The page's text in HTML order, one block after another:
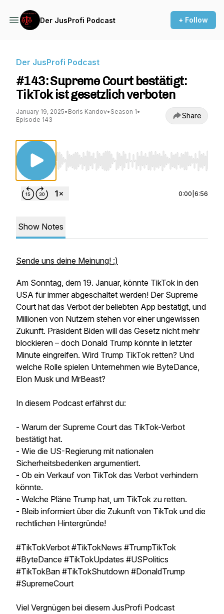
Der JusProfi Podcast + Follow
Der JusProfi Podcast
#143: Supreme Court bestätigt:
TikTok ist gesetzlich verboten
January 19, 2025• Boris Kandov• Season 1•
Episode 143
Share
Use Left/Right to seek, Home/End to jump
0:00 6:56
Show Notes
Sende uns deine Meinung! :)
Am Sonntag, dem 19. Januar, könnte TikTok in den
USA für immer abgeschaltet werden! Der Supreme
Court hat das Verbot der beliebten App bestätigt, und
Millionen von Nutzern stehen vor einer ungewissen
Zukunft. Präsident Biden will das Gesetz nicht mehr
blockieren – doch Donald Trump könnte in letzter
Minute eingreifen. Wird Trump TikTok retten? Und
welche Rolle spielen Unternehmen wie ByteDance,
Elon Musk und MrBeast?
In diesem Podcast erfährst du:
- Warum der Supreme Court das TikTok-Verbot
bestätigt hat.
- Wie die US-Regierung mit nationalen
Sicherheitsbedenken argumentiert.
- Ob ein Verkauf von TikTok das Verbot verhindern
könnte.
- Welche Pläne Trump hat, um TikTok zu retten.
- Bleib informiert über die Zukunft von TikTok und die
rechtlichen Hintergründe!
#TikTokVerbot #TikTokNews #TrumpTikTok
#ByteDance #TikTokUpdates #USPolitics
#TikTokBan #TikTokShutdown #DonaldTrump
#SupremeCourt
Viel Vergnügen bei diesem JusProfi Podcast